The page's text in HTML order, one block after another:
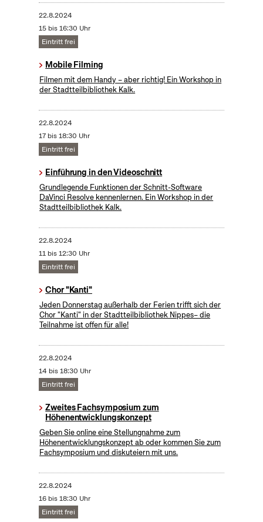
22.8.2024
15 bis 16:30 Uhr
Eintritt frei
Mobile Filming
Filmen mit dem Handy – aber richtig! Ein Workshop in
der Stadtteilbibliothek Kalk.
22.8.2024
17 bis 18:30 Uhr
Eintritt frei
Einführung in den Videoschnitt
Grundlegende Funktionen der Schnitt-Software
DaVinci Resolve kennenlernen. Ein Workshop in der
Stadtteilbibliothek Kalk.
22.8.2024
11 bis 12:30 Uhr
Eintritt frei
Chor "Kanti"
Jeden Donnerstag außerhalb der Ferien trifft sich der
Chor "Kanti" in der Stadtteilbibliothek Nippes– die
Teilnahme ist offen für alle!
22.8.2024
14 bis 18:30 Uhr
Eintritt frei
Zweites Fachsymposium zum
Höhenentwicklungskonzept
Geben Sie online eine Stellungnahme zum
Höhenentwicklungskonzept ab oder kommen Sie zum
Fachsymposium und diskuteiern mit uns.
22.8.2024
16 bis 18:30 Uhr
Eintritt frei